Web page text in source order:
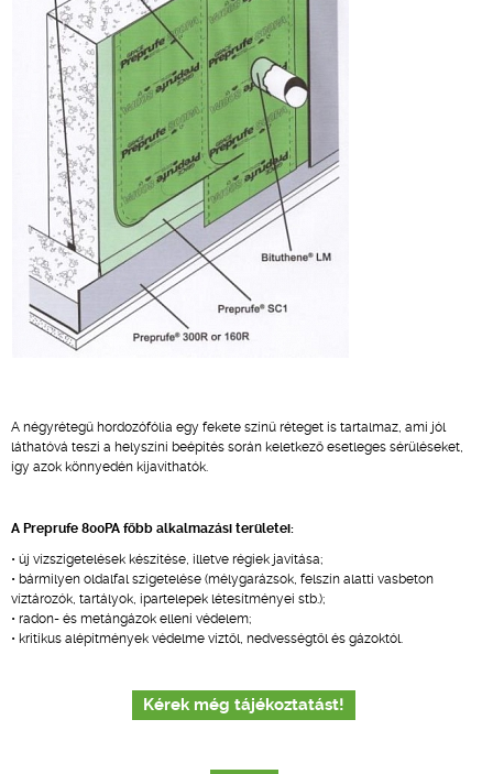
A négyrétegű hordozófólia egy fekete színű réteget is tartalmaz, ami jól
láthatóvá teszi a helyszíni beépítés során keletkező esetleges sérüléseket,
így azok könnyedén kijavíthatók.
A Preprufe 800PA főbb alkalmazási területei:
• új vízszigetelések készítése, illetve régiek javítása;
• bármilyen oldalfal szigetelése (mélygarázsok, felszín alatti vasbeton
víztározók, tartályok, ipartelepek létesítményei stb.);
• radon- és metángázok elleni védelem;
• kritikus alépítmények védelme víztől, nedvességtől és gázoktól.
Kérek még tájékoztatást!